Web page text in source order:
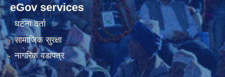
eGov services
घटना दर्ता
सामाजिक सुरक्षा
नागरिक वडापत्र